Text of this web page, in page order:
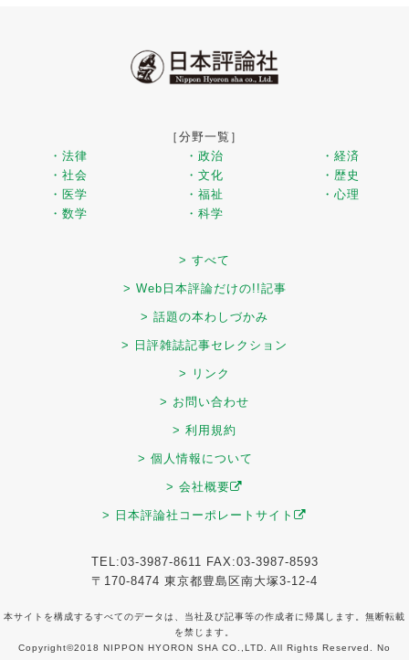
［分野一覧］
・法律
・政治
・経済
・社会
・文化
・歴史
・医学
・福祉
・心理
・数学
・科学
> すべて
> Web日本評論だけの!!記事
> 話題の本わしづかみ
> 日評雑誌記事セレクション
> リンク
> お問い合わせ
> 利用規約
> 個人情報について
> 会社概要
> 日本評論社コーポレートサイト
TEL:03-3987-8611 FAX:03-3987-8593
〒170-8474 東京都豊島区南大塚3-12-4
本サイトを構成するすべてのデータは、当社及び記事等の作成者に帰属します。無断転載
を禁じます。
Copyright©2018 NIPPON HYORON SHA CO.,LTD. All Rights Reserved. No